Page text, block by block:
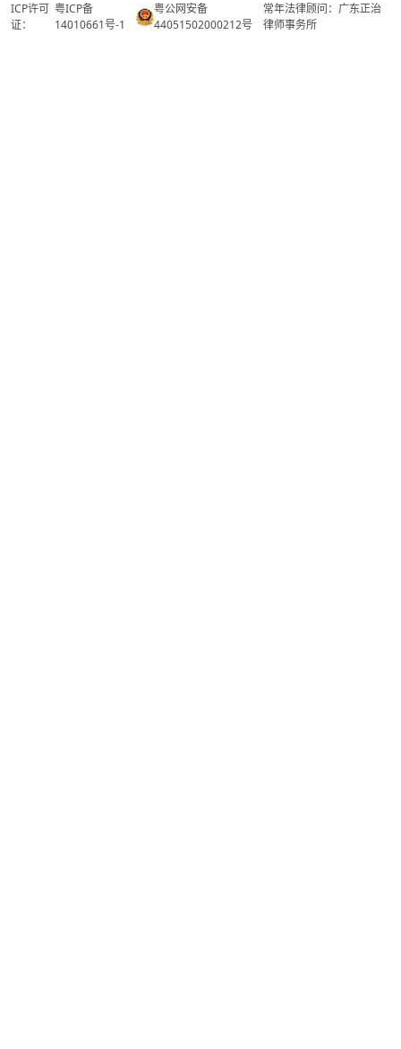
ICP许可
证：
粤ICP备
14010661号-1
粤公网安备
44051502000212号
常年法律顾问：广东正治
律师事务所